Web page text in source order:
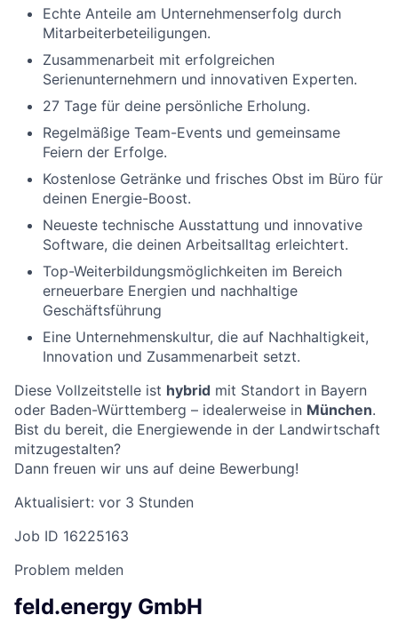
Echte Anteile am Unternehmenserfolg durch
Mitarbeiterbeteiligungen.
Zusammenarbeit mit erfolgreichen
Serienunternehmern und innovativen Experten.
27 Tage für deine persönliche Erholung.
Regelmäßige Team-Events und gemeinsame
Feiern der Erfolge.
Kostenlose Getränke und frisches Obst im Büro für
deinen Energie-Boost.
Neueste technische Ausstattung und innovative
Software, die deinen Arbeitsalltag erleichtert.
Top-Weiterbildungsmöglichkeiten im Bereich
erneuerbare Energien und nachhaltige
Geschäftsführung
Eine Unternehmenskultur, die auf Nachhaltigkeit,
Innovation und Zusammenarbeit setzt.
Diese Vollzeitstelle ist hybrid mit Standort in Bayern
oder Baden-Württemberg – idealerweise in München.
Bist du bereit, die Energiewende in der Landwirtschaft
mitzugestalten?
Dann freuen wir uns auf deine Bewerbung!
Aktualisiert: vor 3 Stunden
Job ID 16225163
Problem melden
feld.energy GmbH